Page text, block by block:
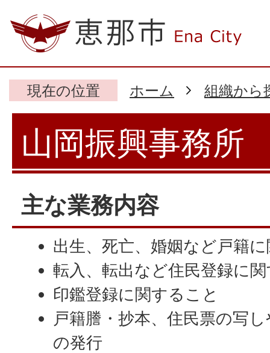
現在の位置 ホーム 組織から
山岡振興事務所
主な業務内容
出生、死亡、婚姻など戸籍
転入、転出など住民登録に
印鑑登録に関すること
戸籍謄・抄本、住民票の写
の発行